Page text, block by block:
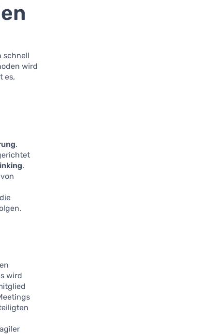
schnell
wird
es,
.
.
wird